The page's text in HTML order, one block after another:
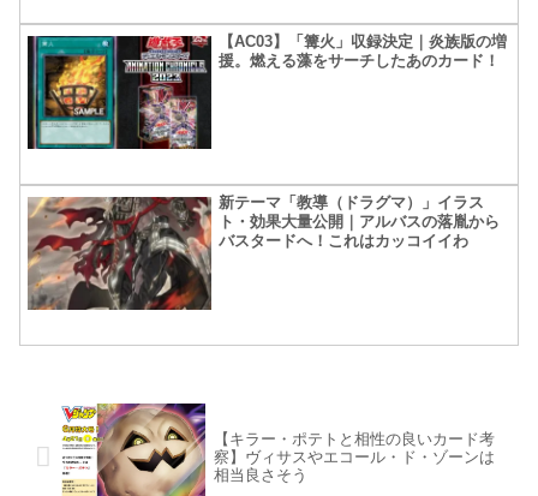
【AC03】「篝火」収録決定｜炎族版の増
援。燃える藻をサーチしたあのカード！
新テーマ「教導（ドラグマ）」イラス
ト・効果大量公開｜アルバスの落胤から
バスタードへ！これはカッコイイわ
【キラー・ポテトと相性の良いカード考
察】ヴィサスやエコール・ド・ゾーンは
相当良さそう